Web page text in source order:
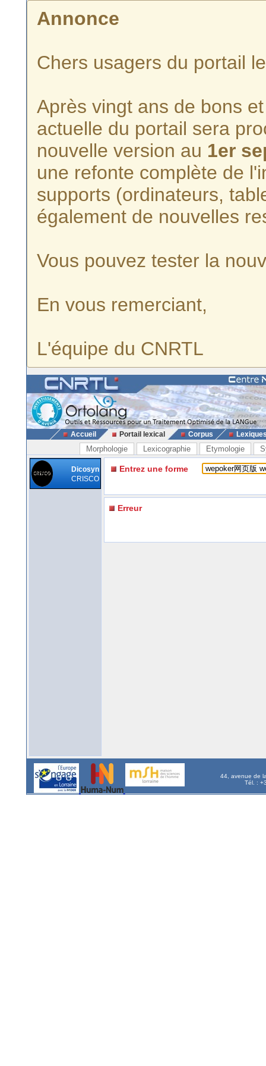
Annonce
Chers usagers du portail
Après vingt ans de bons
actuelle du portail sera
nouvelle version au 1er
une refonte complète de
supports (ordinateurs,
également de nouvelles
Vous pouvez tester la
En vous remerciant,
L'équipe du CNRTL
Accueil Portail lexical Corpus
Morphologie Lexicographie Etymologie
Dicosyn
CRISCO
Entrez une forme
Erreur
44, avenue de
Tél. :